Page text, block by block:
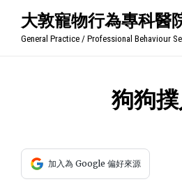
大敦寵物行為專科醫
General Practice / Professional Behaviour
狗狗
加入為 Google 偏好來源
導
覽